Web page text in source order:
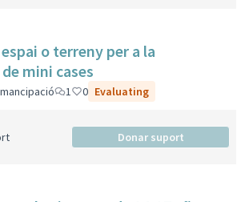
o terreny per a la
mini cases
1 0 Evaluating
Donar suport